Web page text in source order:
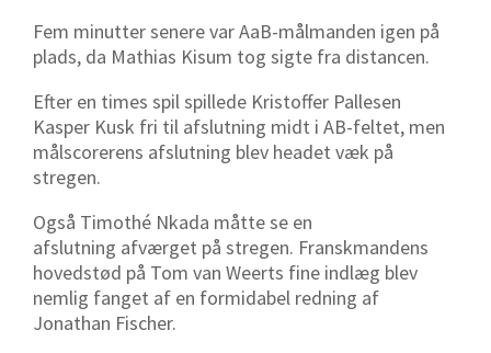
Fem minutter senere var AaB-målmanden igen på
plads, da Mathias Kisum tog sigte fra distancen.
Efter en times spil spillede Kristoffer Pallesen
Kasper Kusk fri til afslutning midt i AB-feltet, men
målscorerens afslutning blev headet væk på
stregen.
Også Timothé Nkada måtte se en
afslutning afværget på stregen. Franskmandens
hovedstød på Tom van Weerts fine indlæg blev
nemlig fanget af en formidabel redning af
Jonathan Fischer.